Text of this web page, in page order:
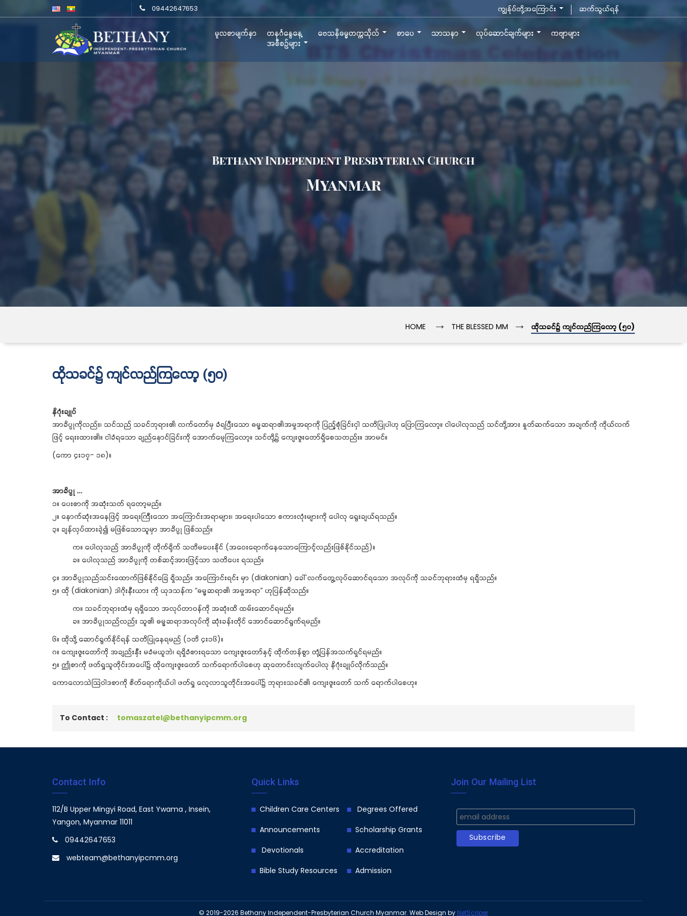
09442647653 ကျွန်ုပ်တို့အကြောင်း ဆက်သွယ်ရန်
မူလစာမျက်နှာ
တနင်္ဂနွေနေ့
အစီစဉ်များ
ဗေသနိဓမ္မတက္ကသိုလ် စာပေ သာသနာ လုပ်ဆောင်ချက်များ ကဗျာများ
Bethany Independent Presbyterian Church
Myanmar
HOME → THE BLESSED MM → ထိုသခင်၌ ကျင်လည်ကြလော့ (၅၀)
ထိုသခင်၌ ကျင်လည်ကြလော့ (၅၀)
နိဂုံးချုပ်
အာခိပ္ပုကိုလည်း၊ သင်သည် သခင်ဘုရား၏ လက်တော်မှ ခံရပြီးသော ဓမ္မဆရာ၏အမှုအရာကို ပြည့်စုံခြင်းငှါ သတိပြုပါဟု ပြောကြလော့။ ငါပေါလုသည် သင်တို့အား နှုတ်ဆက်သော အချက်ကို ကိုယ်လက်
ဖြင့် ရေးးထား၏။ ငါခံရသော ချည်နှောင်ခြင်းကို အောက်မေ့ကြလော့။ သင်တို့၌ ကျေးဇူးတော်ရှိစေသတည်း။ အာမင်။
(ကော ၄း၁၇- ၁၈)။
အာခိပ္ပု …
၁။ ပေးစာကို အဆုံးသတ် ရတော့မည်။
၂။ နောက်ဆုံးအနေဖြင့် အရေးကြီးသော အကြောင်းအရာများ၊ အရေးပါသော စကားလုံးများကို ပေါလု ရွေးချယ်ရသည်။
၃။ ချန်လှပ်ထားခဲ့၍ မဖြစ်သောသူမှာ အာခိပ္ပု ဖြစ်သည်။
က။ ပေါလုသည် အာခိပ္ပုကို တိုက်ရိုက် သတိမပေးနိုင် (အဝေးရောက်နေသောကြောင့်လည်းဖြစ်နိုင်သည်)။
ခ။ ပေါလုသည် အာခိပ္ပုကို တစ်ဆင့်အားဖြင့်သာ သတိပေး ရသည်။
၄။ အာခိပ္ပုသည်သင်းထောက်ဖြစ်နိုင်ခြေ ရှိသည်။ အကြောင်းရင်း မှာ (diakonian) ခေါ် လက်တွေ့လုပ်ဆောင်ရသော အလုပ်ကို သခင်ဘုရားထံမှ ရရှိသည်။
၅။ ထို (diakonian) ဒါဂိုးနီးယား ကို ယုဒသန်က “ဓမ္မဆရာ၏ အမှုအရာ” ဟုပြန်ဆိုသည်။
က။ သခင်ဘုရားထံမှ ရရှိသော အလုပ်တာဝန်ကို အဆုံးထိ ထမ်းဆောင်ရမည်။
ခ။ အာခိပ္ပုသည်လည်း သူ၏ ဓမ္မဆရာအလုပ်ကို ဆုံးခန်းတိုင် အောင်ဆောင်ရွက်ရမည်။
၆။ ထိုသို့ ဆောင်ရွက်နိုင်ရန် သတိပြုနေရမည် (၁တိ ၄း၁၆)။
ဂ။ ကျေးဇူးတော်ကို အချည်းနှီး မခံမယူဘဲ၊ ရရှိခံစားရသော ကျေးဇူးတော်နှင့် ထိုက်တန်စွာ တုံ့ပြန်အသက်ရှင်ရမည်။
၅။ ဤစာကို ဖတ်ရှုသူတိုင်းအပေါ်၌ ထိုကျေးဇူးတော် သက်ရောက်ပါစေဟု ဆုတောင်းလျက်ပေါလု နိဂုံးချုပ်လိုက်သည်။
ကောလောသဲသြဝါဒစာကို စိတ်ရောကိုယ်ပါ ဖတ်ရှု လေ့လာသူတိုင်းအပေါ်၌ ဘုရားသခင်၏ ကျေးဇူးတော် သက် ရောက်ပါစေဟု။
To Contact : tomaszatel@bethanyipcmm.org
Contact Info
112/B Upper Mingyi Road, East Ywama , Insein,
Yangon, Myanmar 11011
09442647653
webteam@bethanyipcmm.org
Quick Links
Children Care Centers
Announcements
Devotionals
Bible Study Resources
Degrees Offered
Scholarship Grants
Accreditation
Admission
Join Our Mailing List
© 2019-2026 Bethany Independent-Presbyterian Church Myanmar. Web Design by NetScriper